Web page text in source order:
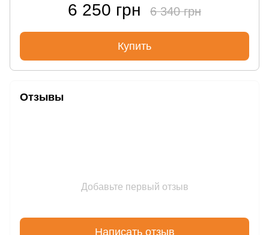
6 250 грн 6 340 грн
Купить
Отзывы
Добавьте первый отзыв
Написать отзыв